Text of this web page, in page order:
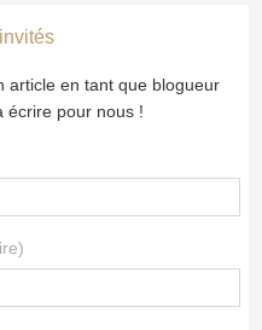
article en tant que blogueur
écrire pour nous !